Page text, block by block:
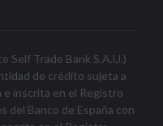
Self Trade Bank S.A.U.)
de crédito sujeta a
e inscrita en el Registro
del Banco de España con